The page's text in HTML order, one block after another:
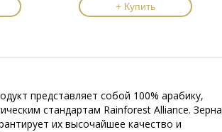
+ Купить
представляет собой 100% арабику,
стандартам Rainforest Alliance. Зерна
их высочайшее качество и